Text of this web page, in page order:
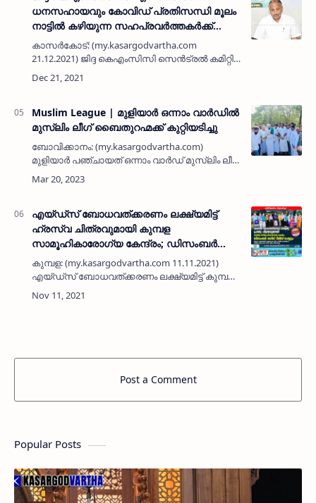
ധനസഹായവും കോവിഡ് പ്രതിസന്ധി മൂലം
നാട്ടിൽ കഴിയുന്ന സഹപ്രവർത്തകർക്ക്
സ്നേഹ സമ്മാനവും കൈമാറി
കാസർകോട്: (my.kasargodvartha.com
21.12.2021) ജിദ്ദ കെഎംസിസി സെൻട്രൽ കമിറ്റി
കാസർകോട് സി എച് സെൻ്ററിന് അനുവദിച്ച
ധനസഹായവും കോവിഡ് കാലത്ത് നാട്ടിൽ
Muslim League | മുളിയാര്‍ ഒന്നാം വാര്‍ഡില്‍
മുസ്ലിം ലീഗ് ബൈതുറഹ്മക്ക് കുറ്റിയടിച്ചു
ബോവിക്കാനം: (my.kasargodvartha.com)
മുളിയാര്‍ പഞ്ചായത് ഒന്നാം വാര്‍ഡ് മുസ്ലിം ലീഗ്
കമിറ്റി കോലാച്ചിയടുക്കത്തെ നിര്‍ധന
കുടുംബത്തിന് നിര്‍മിച്ച് നല്‍കുന്ന ബൈതുറഹ്മക്ക്
എയ്ഡ്സ് ബോധവത്ക്കരണം ലക്ഷ്യമിട്ട്
ഹ്രസ്വ ചിത്രവുമായി കുമ്പള
സാമൂഹികാരോഗ്യ കേന്ദ്രം; ഡിസംബർ
ഒന്നിന് റിലീസ് ചെയ്യും
കുമ്പള: (my.kasargodvartha.com 11.11.2021)
എയ്ഡ്സ് ബോധവത്ക്കരണം ലക്ഷ്യമിട്ട് കുമ്പള
സാമൂഹികാരോഗ്യ കേന്ദ്രം നിർമിക്കുന്ന
'പോസിറ്റീവ്' ഹ്രസ്വ ചിത്രത്തിന്റെ ചിത്രീകരണം
Post a Comment
Popular Posts